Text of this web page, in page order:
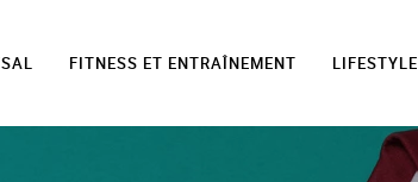
FITNESS ET ENTRAÎNEMENT LIFESTYLE